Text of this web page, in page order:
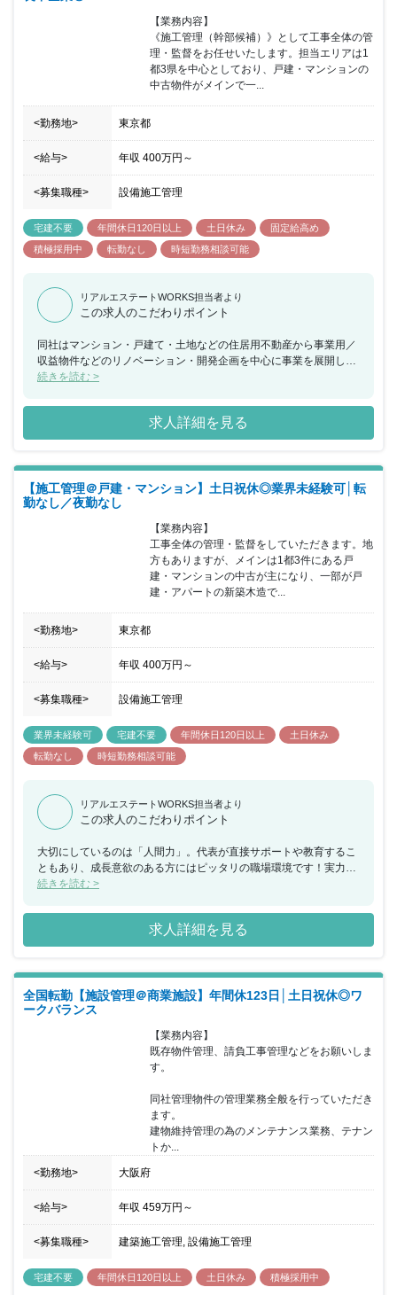
【業務内容】
《施工管理（幹部候補）》として工事全体の管
理・監督をお任せいたします。担当エリアは1
都3県を中心としており、戸建・マンションの
中古物件がメインで一...
<勤務地> 東京都
<給与> 年収 400万円 ～
<募集職種> 設備施工管理
宅建不要 年間休日120日以上 土日休み
固定給高め
積極採用中
転勤なし 時短勤務相談可能
リアルエステートWORKS担当者より
この求人のこだわりポイント
同社はマンション・戸建て・土地などの住居用不動産から事業用／
収益物件などのリノベーション・開発企画を中心に事業を展開して
いる企業になります。新たな不動産価値を提供することを理念に掲
る不動産のプロフェッショナル集団です。業績も右肩上がりで13期
連続黒字を実現するなど、事業拡大も順調な成長中企業となってい
ます。また社員が主体性高く仕事に取り組み、サスティナブルな組
ます。明確な評価制度は勿論ですが、代表が直接サポートや教育す
ることもあり、成長意欲のある方にはピッタリの職場環境が整って
います。社員の成長に労力を惜しまない企業になりますので不動産
のプロフェッショナルとしての成長が見込めます。働きやすい環境
も整っており、年間休日120日（完全週休2日制）／土日祝休み／変
則時間（早番・遅番・夜勤など）での勤務なしなど施工管理として
ワークライフバランスを意識した働き方を実現することが可能で
続きを読む >
求人詳細を見る
【施工管理＠戸建・マンション】土日祝休◎業界未経験可│転
勤なし／夜勤なし
【業務内容】
工事全体の管理・監督をしていただきます。地
方もありますが、メインは1都3件にある戸
建・マンションの中古が主になり、一部が戸
建・アパートの新築木造で...
<勤務地> 東京都
<給与> 年収 400万円 ～
<募集職種> 設備施工管理
業界未経験可 宅建不要 年間休日120日以上
土日休み
転勤なし
時短勤務相談可能
リアルエステートWORKS担当者より
この求人のこだわりポイント
大切にしているのは「人間力」。代表が直接サポートや教育するこ
ともあり、成長意欲のある方にはピッタリの職場環境です！実力を
しっかり評価するため、モチベーションを高く保ちながら働くこと
ありません。１３期連続黒字の強靭な会社です。少数精鋭の会社の
ため、近い将来、会社の中心メンバーとして活躍していただきたい
と考えています☆ぜひ、同社で新しいことにチャレンジしてみませ
成長中のベンチャー企業だからこそ感じられる醍醐味、やりがいを
感じながら働けるのも魅力の一つです♪ ★海外研修もあり！社員の
成長に労力を惜しまない同社。国内外の様々な建造物に実際に触れ
て感じて、もっと不動産を好きになっていただきたいです！
続きを読む >
求人詳細を見る
全国転勤【施設管理＠商業施設】年間休123日│土日祝休◎ワ
ークバランス
【業務内容】
既存物件管理、請負工事管理などをお願いしま
す。
同社管理物件の管理業務全般を行っていただき
ます。
建物維持管理の為のメンテナンス業務、テナン
トか...
<勤務地> 大阪府
<給与> 年収 459万円 ～
<募集職種> 建築施工管理, 設備施工管理
宅建不要 年間休日120日以上 土日休み 積極採用中